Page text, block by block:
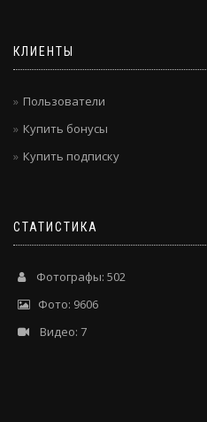
КЛИЕНТЫ
Пользователи
Купить бонусы
Купить подписку
СТАТИСТИКА
Фотографы: 502
Фото: 9606
Видео: 7